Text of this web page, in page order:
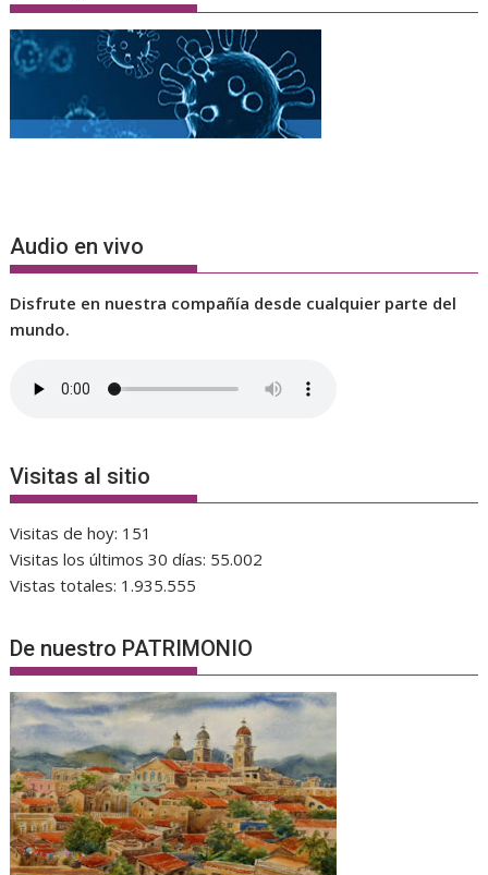
Audio en vivo
Disfrute en nuestra compañía desde cualquier parte del
mundo.
Visitas al sitio
Visitas de hoy: 151
Visitas los últimos 30 días: 55.002
Vistas totales: 1.935.555
De nuestro PATRIMONIO